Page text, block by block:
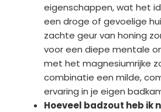
eigenschappen, wat het
een droge of gevoelige
zachte geur van honing
voor een diepe mentale
met het magnesiumrijke
combinatie een milde,
ervaring in je eigen
Hoeveel badzout heb ik